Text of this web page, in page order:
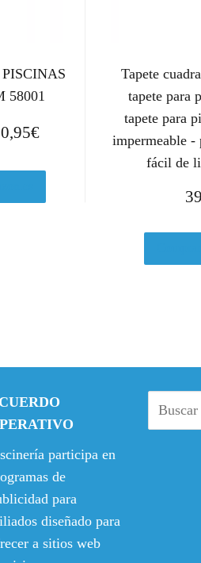
58001
€E
p
e
a
e
s
0
,
9
5
Tapete
tapete para
tapete para
impermeable -
fácil de
participa en
de
para
diseñado para
a sitios web